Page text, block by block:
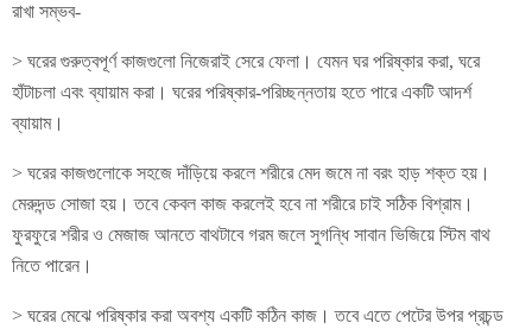
রাখা সম্ভব-
> ঘরের গুরুত্বপূর্ণ কাজগুলো নিজেরাই সেরে ফেলা। যেমন ঘর পরিষ্কার করা, ঘরে
হাঁটাচলা এবং ব্যায়াম করা। ঘরের পরিষ্কার-পরিচ্ছন্নতায় হতে পারে একটি আদর্শ
ব্যায়াম।
> ঘরের কাজগুলোকে সহজে দাঁড়িয়ে করলে শরীরে মেদ জমে না বরং হাড় শক্ত হয়।
মেরুদন্ড সোজা হয়। তবে কেবল কাজ করলেই হবে না শরীরে চাই সঠিক বিশ্রাম।
ফুরফুরে শরীর ও মেজাজ আনতে বাথটাবে গরম জলে সুগন্ধি সাবান ভিজিয়ে স্টিম বাথ
নিতে পারেন।
> ঘরের মেঝে পরিষ্কার করা অবশ্য একটি কঠিন কাজ। তবে এতে পেটের উপর প্রচন্ড